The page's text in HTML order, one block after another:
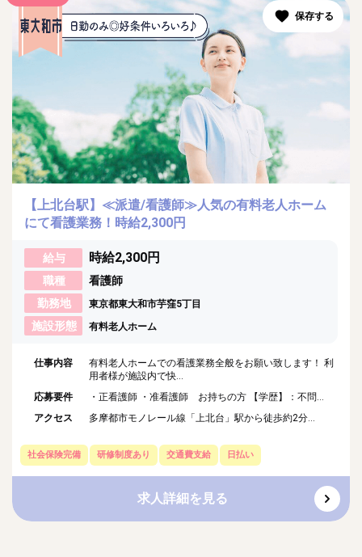
【上北台駅】≪派遣/看護師≫人気の有料老人ホーム
にて看護業務！時給2,300円
給与 時給2,300円
職種
看護師
勤務地
東京都東大和市芋窪5丁目
施設形態 有料老人ホーム
仕事内容
有料老人ホームでの看護業務全般をお願い致します！ 利
用者様が施設内で快...
応募要件
・正看護師 ・准看護師 お持ちの方 【学歴】：不問...
アクセス
多摩都市モノレール線「上北台」駅から徒歩約2分...
社会保険完備 研修制度あり 交通費支給 日払い
求人詳細を見る